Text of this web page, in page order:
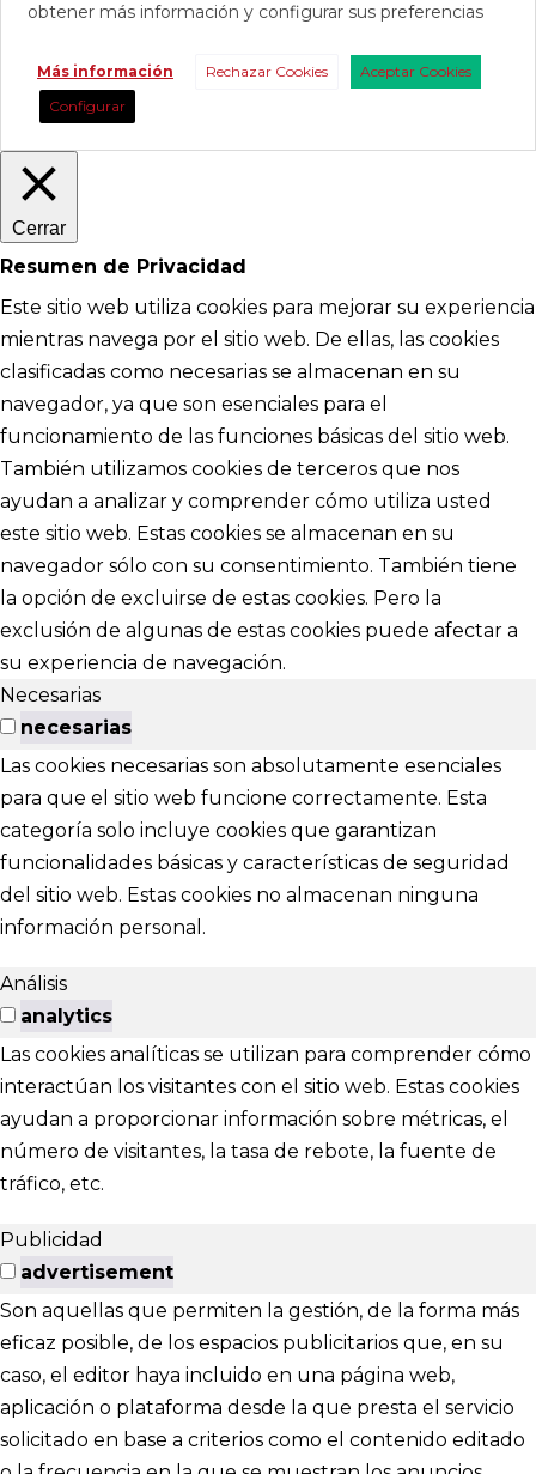
obtener más información y configurar sus preferencias
Más información Rechazar Cookies
Aceptar Cookies
Configurar
Cerrar
Resumen de Privacidad
Este sitio web utiliza cookies para mejorar su experiencia
mientras navega por el sitio web. De ellas, las cookies
clasificadas como necesarias se almacenan en su
navegador, ya que son esenciales para el
funcionamiento de las funciones básicas del sitio web.
También utilizamos cookies de terceros que nos
ayudan a analizar y comprender cómo utiliza usted
este sitio web. Estas cookies se almacenan en su
navegador sólo con su consentimiento. También tiene
la opción de excluirse de estas cookies. Pero la
exclusión de algunas de estas cookies puede afectar a
su experiencia de navegación.
Necesarias
necesarias
Las cookies necesarias son absolutamente esenciales
para que el sitio web funcione correctamente. Esta
categoría solo incluye cookies que garantizan
funcionalidades básicas y características de seguridad
del sitio web. Estas cookies no almacenan ninguna
información personal.
Análisis
analytics
Las cookies analíticas se utilizan para comprender cómo
interactúan los visitantes con el sitio web. Estas cookies
ayudan a proporcionar información sobre métricas, el
número de visitantes, la tasa de rebote, la fuente de
tráfico, etc.
Publicidad
advertisement
Son aquellas que permiten la gestión, de la forma más
eficaz posible, de los espacios publicitarios que, en su
caso, el editor haya incluido en una página web,
aplicación o plataforma desde la que presta el servicio
solicitado en base a criterios como el contenido editado